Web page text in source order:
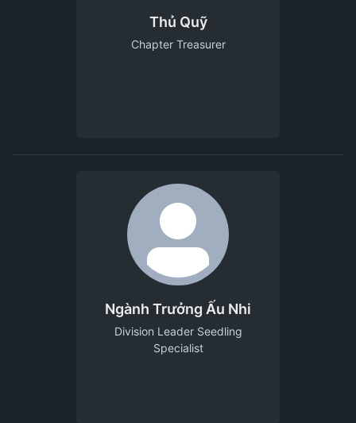
Thủ Quỹ
Chapter Treasurer
Ngành Trưởng Ấu Nhi
Division Leader Seedling
Specialist